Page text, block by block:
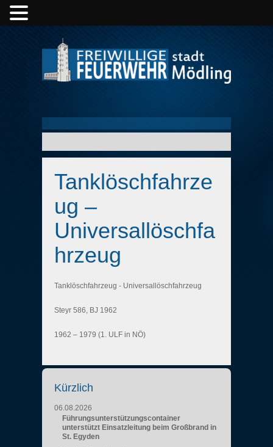
Tanklöschfahrze
ug –
Universallöschfa
hrzeug
Tanklöschfahrzeug - Universallöschfahrzeug
Steyr 586, BJ 1962
1962 – 1979 (1. ULF in NÖ)
Kürzlich
06.08.2026
Führungsunterstützungscontainer
unterstützt Einsatzleitung beim Großbrand in
St. Egyden